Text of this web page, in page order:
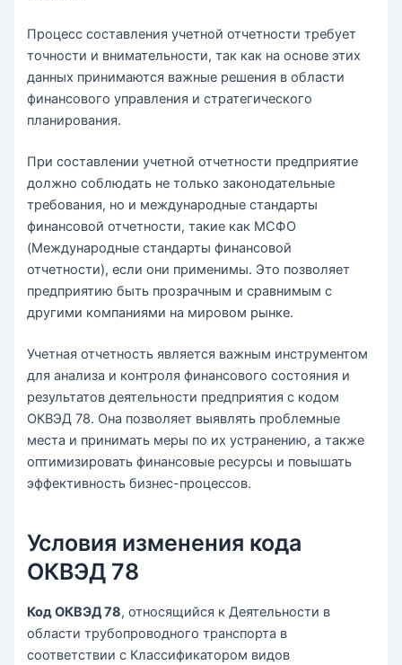
Процесс составления учетной отчетности требует
точности и внимательности, так как на основе этих
данных принимаются важные решения в области
финансового управления и стратегического
планирования.
При составлении учетной отчетности предприятие
должно соблюдать не только законодательные
требования, но и международные стандарты
финансовой отчетности, такие как МСФО
(Международные стандарты финансовой
отчетности), если они применимы. Это позволяет
предприятию быть прозрачным и сравнимым с
другими компаниями на мировом рынке.
Учетная отчетность является важным инструментом
для анализа и контроля финансового состояния и
результатов деятельности предприятия с кодом
ОКВЭД 78. Она позволяет выявлять проблемные
места и принимать меры по их устранению, а также
оптимизировать финансовые ресурсы и повышать
эффективность бизнес-процессов.
Условия изменения кода
ОКВЭД 78
Код ОКВЭД 78, относящийся к Деятельности в
области трубопроводного транспорта в
соответствии с Классификатором видов